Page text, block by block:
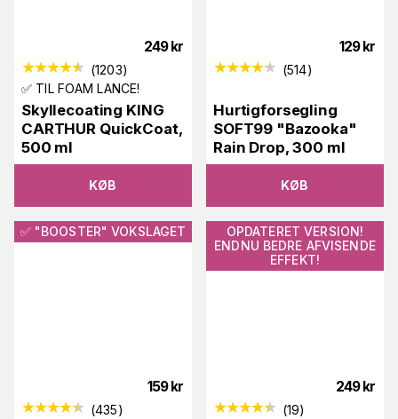
249 kr
(1203)
✅ TIL FOAM LANCE!
Skyllecoating KING
CARTHUR QuickCoat,
500 ml
KØB
129 kr
(514)
Hurtigforsegling
SOFT99 "Bazooka"
Rain Drop, 300 ml
KØB
✅ "BOOSTER" VOKSLAGET
159 kr
(435)
OPDATERET VERSION!
ENDNU BEDRE AFVISENDE
EFFEKT!
249 kr
(19)